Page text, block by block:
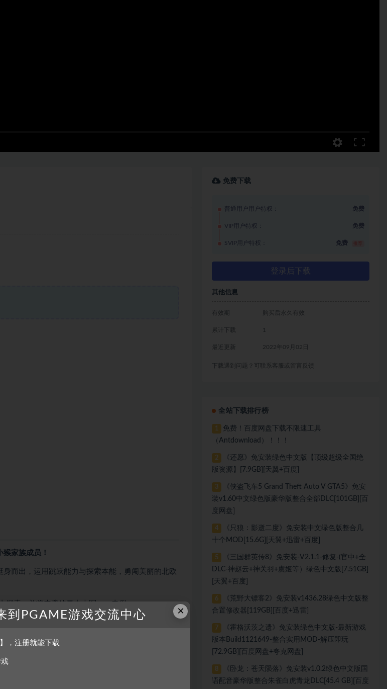
家族成员！
而出，运用跳跃能力与探索本能，勇闯美丽的北欧
探索，并将来袭的昆虫大军ㄧㄧ击倒
尽全力，拯救荒野上纯真善良的鸟类，努力让小猴
免费下载
普通用户用户特权： 免费
VIP用户特权： 免费
SVIP用户特权： 免费
登录后下载
其他信息
有效期 购买后永久有效
累计下载 1
最近更新 2022年09月02日
下载遇到问题？可联系客服或留言反馈
全站下载排行榜
1
免费！百度网盘下载不限速工具
（Antdownload）！！！
2
《还愿》免安装绿色中文版【顶级超级全国绝
版资源】[7.9GB][天翼+百度]
3
《侠盗飞车5 Grand Theft Auto V GTA5》免安
装v1.60中文绿色版豪华版整合全部DLC[101GB][百
度网盘]
4
《只狼：影逝二度》免安装中文绿色版整合几
十个MOD[15.6G][天翼+迅雷+百度]
5
《三国群英传8》免安装-V2.1.1-修复-(官中+全
DLC-神赵云+神关羽+虞姬等）绿色中文版[7.51GB]
[天翼+百度]
6
《荒野大镖客2》免安装v1436.28绿色中文版整
合置修改器[119GB][百度+迅雷]
7
《霍格沃茨之遗》免安装绿色中文版-最新游戏
版本Build1121649-整合实用MOD-解压即玩
[72.9GB][百度网盘+夸克网盘]
8
《卧龙：苍天陨落》免安装v1.0.2绿色中文版国
语配音豪华版整合朱雀白虎青龙DLC[45.4 GB][百度
×
到PGAME游戏交流中心
，注册就能下载